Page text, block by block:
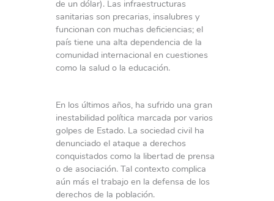
de un dólar). Las infraestructuras
sanitarias son precarias, insalubres y
funcionan con muchas deficiencias; el
país tiene una alta dependencia de la
comunidad internacional en cuestiones
como la salud o la educación.
En los últimos años, ha sufrido una gran
inestabilidad política marcada por varios
golpes de Estado. La sociedad civil ha
denunciado el ataque a derechos
conquistados como la libertad de prensa
o de asociación. Tal contexto complica
aún más el trabajo en la defensa de los
derechos de la población.